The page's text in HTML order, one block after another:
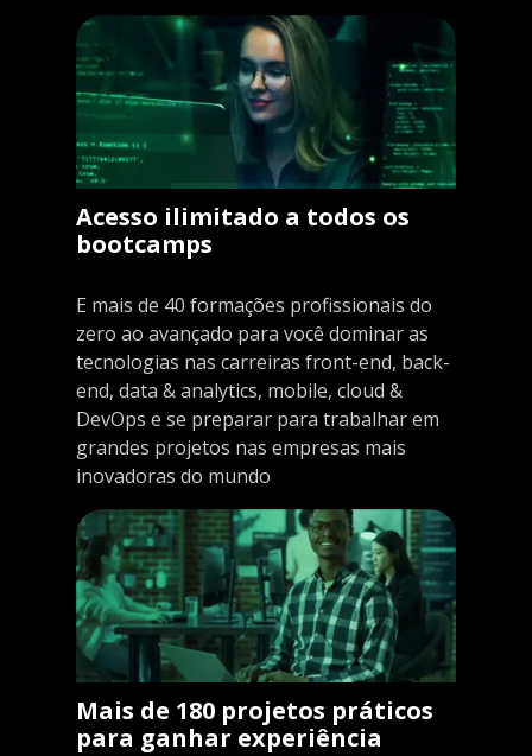
Acesso ilimitado a todos os
bootcamps
E mais de 40 formações profissionais do
zero ao avançado para você dominar as
tecnologias nas carreiras front-end, back-
end, data & analytics, mobile, cloud &
DevOps e se preparar para trabalhar em
grandes projetos nas empresas mais
inovadoras do mundo
Mais de 180 projetos práticos
para ganhar experiência